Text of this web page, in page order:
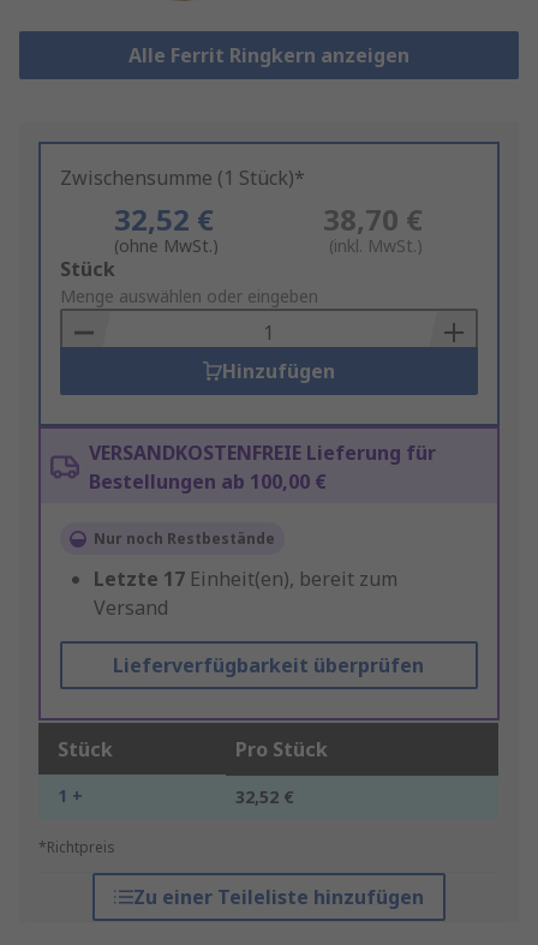
Alle Ferrit Ringkern anzeigen
Zwischensumme (1 Stück)*
32,52 €
(ohne MwSt.)
38,70 €
(inkl. MwSt.)
Add
to
Basket
Stück
Menge auswählen oder eingeben
Hinzufügen
VERSANDKOSTENFREIE Lieferung für
Bestellungen ab 100,00 €
Nur noch Restbestände
Letzte 17 Einheit(en), bereit zum
Versand
Lieferverfügbarkeit überprüfen
Stück Pro Stück
1 + 32,52 €
*Richtpreis
Zu einer Teileliste hinzufügen